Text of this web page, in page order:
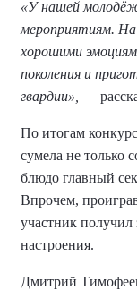
«У нашей
мероприятиям. На
хорошими
поколения и
гвардии», —
По итогам
сумела не только
блюдо главный
Впрочем,
участник получил
настроения.
Дмитрий